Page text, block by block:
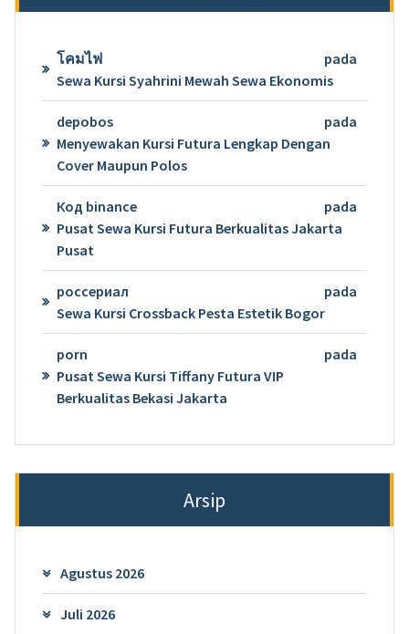
โคมไฟ
pada
Sewa Kursi Syahrini Mewah Sewa Ekonomis
depobos
pada
Menyewakan Kursi Futura Lengkap Dengan
Cover Maupun Polos
Код binance
pada
Pusat Sewa Kursi Futura Berkualitas Jakarta
Pusat
россериал
pada
Sewa Kursi Crossback Pesta Estetik Bogor
porn
pada
Pusat Sewa Kursi Tiffany Futura VIP
Berkualitas Bekasi Jakarta
Arsip
Agustus 2026
Juli 2026